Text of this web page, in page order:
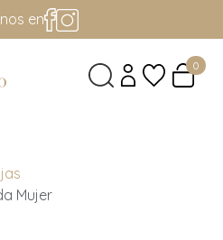
en
0
Mujer